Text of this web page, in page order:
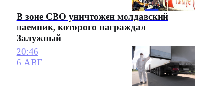
В зоне СВО уничтожен молдавский
наемник, которого награждал
Залужный
20:46
6 АВГ